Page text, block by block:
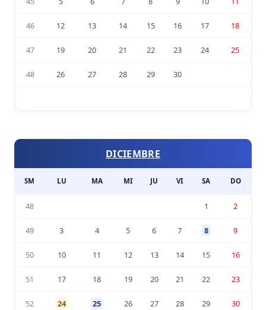
46 12 13 14 15 16 17 18
47 19 20 21 22 23 24 25
48 26 27 28 29 30
DICIEMBRE
SM LU MA MI JU VI SA DO
48 1 2
49 3 4 5 6 7 8 9
50 10 11 12 13 14 15 16
51 17 18 19 20 21 22 23
52 24 25 26 27 28 29 30